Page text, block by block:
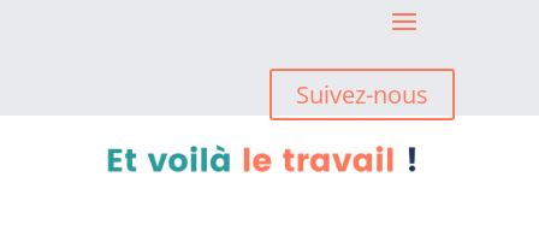
Suivez-nous